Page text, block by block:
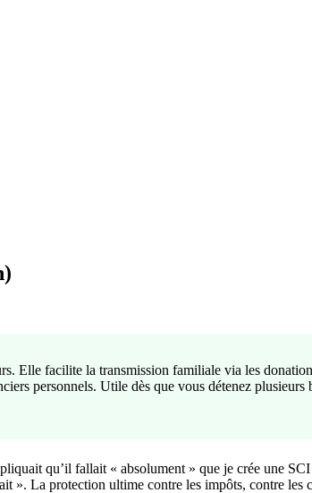
Elle facilite la transmission familiale via les
personnels. Utile dès que vous détenez
qu’il fallait « absolument » que je crée une
». La protection ultime contre les impôts, contre les